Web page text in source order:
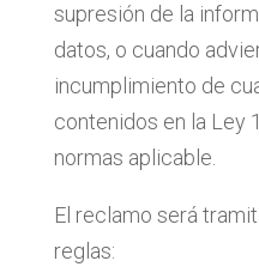
supresión de la
datos, o cuando
incumplimiento de
contenidos en la Ley
normas aplicable.
El reclamo será
reglas: